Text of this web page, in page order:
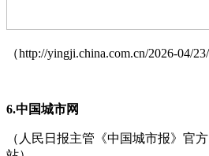
（http://yingji.china.com.cn/2026-04/
6.中国城市网
（人民日报主管《中国城市报》官